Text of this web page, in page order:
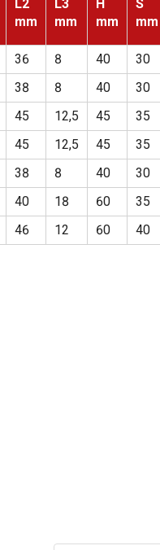
L2
mm
L3
mm
H
mm
S
mm
36 8 40 30
38 8 40 30
45 12,5 45 35
45 12,5 45 35
38 8 40 30
40 18 60 35
46 12 60 40